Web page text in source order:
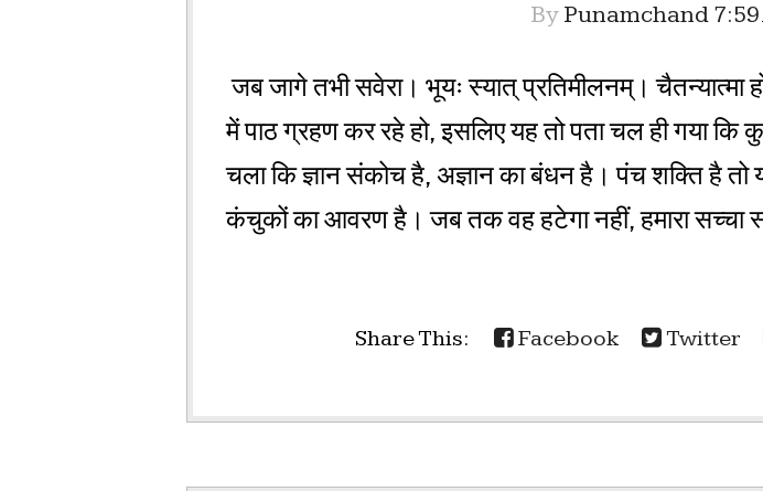
By Punamchand
जब जागे तभी सवेरा। भूयः स्यात् प्रतिमीलनम्। चैतन्यात्मा
में पाठ ग्रहण कर रहे हो, इसलिए यह तो पता चल ही गया कि
चला कि ज्ञान संकोच है, अज्ञान का बंधन है। पंच शक्ति है तो
कंचुकों का आवरण है। जब तक वह हटेगा नहीं, हमारा सच्चा
Share This: Facebook Twitter